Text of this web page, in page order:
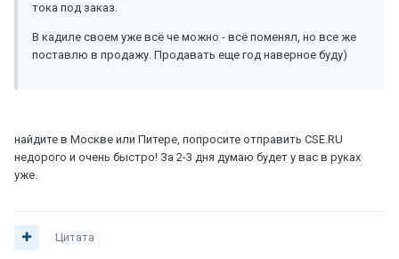
тока под заказ.
В кадиле своем уже всё че можно - всё поменял, но все же
поставлю в продажу. Продавать еще год наверное буду)
найдите в Москве или Питере, попросите отправить CSE.RU
недорого и очень быстро! За 2-3 дня думаю будет у вас в руках
уже.
Цитата